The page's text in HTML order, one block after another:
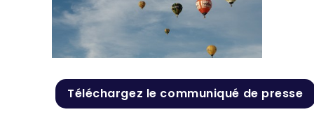
Téléchargez le communiqué de presse